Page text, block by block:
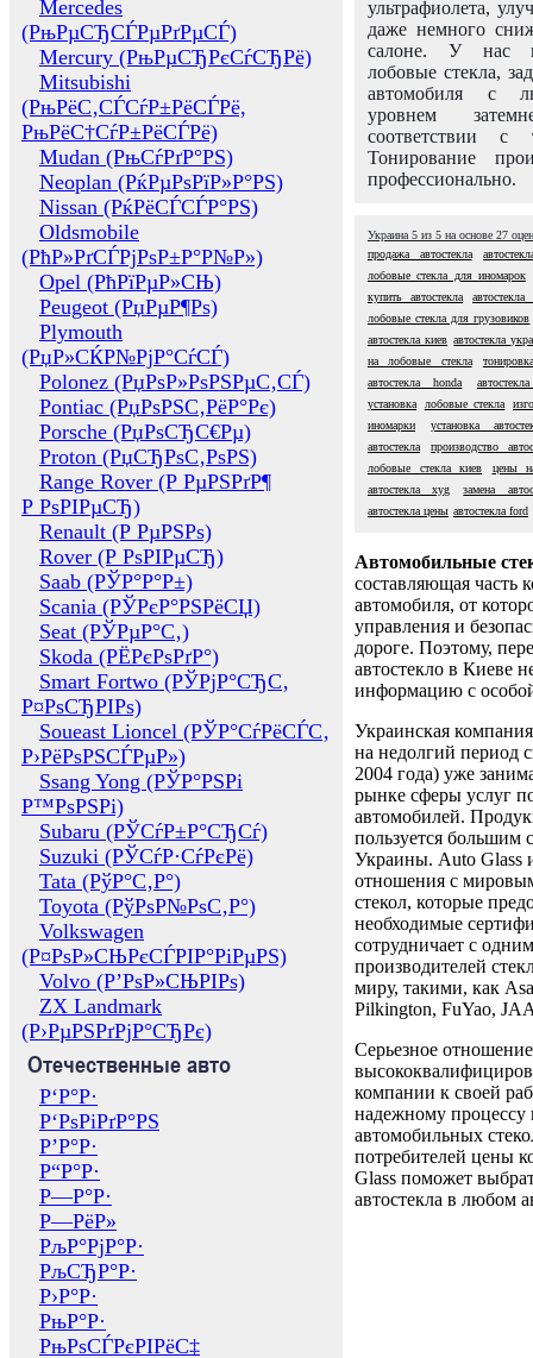
Mercedes
(РњРµСЂСЃРµРґРµСЃ)
Mercury (РњРµСЂРєСѓСЂРё)
Mitsubishi
(РњРёС‚СЃСѓР±РёСЃРё,
РњРёС†СѓР±РёСЃРё)
Mudan (РњСѓРґР°РЅ)
Neoplan (РќРµРѕРїР»Р°РЅ)
Nissan (РќРёСЃСЃР°РЅ)
Oldsmobile
(РћР»РґСЃРјРѕР±Р°Р№Р»)
Opel (РћРїРµР»СЊ)
Peugeot (РџРµР¶Рѕ)
Plymouth
(РџР»СЌР№РјР°СѓСЃ)
Polonez (РџРѕР»РѕРЅРµС‚СЃ)
Pontiac (РџРѕРЅС‚РёР°Рє)
Porsche (РџРѕСЂС€Рµ)
Proton (РџСЂРѕС‚РѕРЅ)
Range Rover (Р РµРЅРґР¶
Р РѕРІРµСЂ)
Renault (Р РµРЅРѕ)
Rover (Р РѕРІРµСЂ)
Saab (РЎР°Р°Р±)
Scania (РЎРєР°РЅРёСЏ)
Seat (РЎРµР°С‚)
Skoda (РЁРєРѕРґР°)
Smart Fortwo (РЎРјР°СЂС‚
Р¤РѕСЂРІРѕ)
Soueast Lioncel (РЎР°СѓРёСЃС‚
Р›РёРѕРЅСЃРµР»)
Ssang Yong (РЎР°РЅРі
Р™РѕРЅРі)
Subaru (РЎСѓР±Р°СЂСѓ)
Suzuki (РЎСѓР·СѓРєРё)
Tata (РўР°С‚Р°)
Toyota (РўРѕР№РѕС‚Р°)
Volkswagen
(Р¤РѕР»СЊРєСЃРІР°РіРµРЅ)
Volvo (Р’РѕР»СЊРІРѕ)
ZX Landmark
(Р›РµРЅРґРјР°СЂРє)
Отечественные авто
Р‘Р°Р·
Р‘РѕРіРґР°РЅ
Р’Р°Р·
Р“Р°Р·
Р—Р°Р·
Р—РёР»
РљР°РјР°Р·
РљСЂР°Р·
Р›Р°Р·
РњР°Р·
РњРѕСЃРєРІРёС‡
ультрафиолета,
даже немного
салоне. У нас
лобовые стекла,
автомобиля с
уровнем
соответствии с
Тонирование
профессионально.
Украина 5 из 5 на основе 27
продажа автостекла
лобовые стекла для иномарок
купить автостекла
лобовые стекла для грузовиков
автостекла киев автостекла
на лобовые стекла
автостекла honda
установка
лобовые стекла
иномарки
установка
автостекла
производство
лобовые стекла киев
цены
автостекла xyg
замена
автостекла цены автостекла ford
Автомобильные
составляющая часть
автомобиля, от
управления и
дороге. Поэтому,
автостекло в Киеве
информацию с
Украинская
на недолгий период
2004 года) уже
рынке сферы услуг
автомобилей.
пользуется большим
Украины. Auto Glass
отношения с
стекол, которые
необходимые
сотрудничает с
производителей
миру, такими, как
Pilkington, FuYao,
Серьезное отношение
компании к своей
надежному процессу
автомобильных
потребителей цены
Glass поможет
автостекла в любом